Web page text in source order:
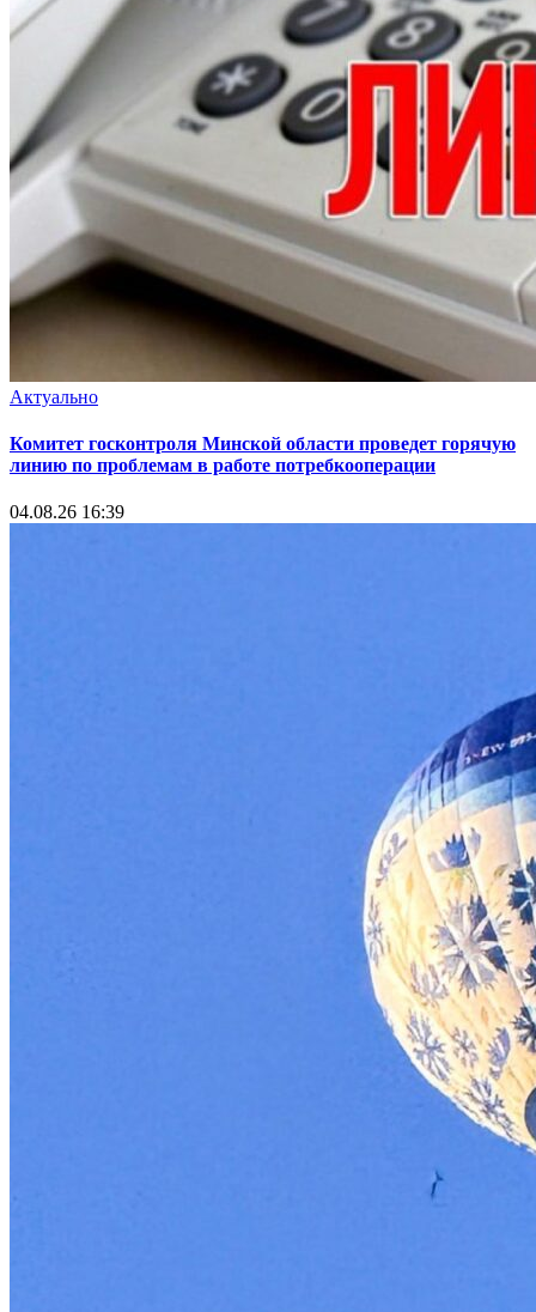
Актуально
Комитет госконтроля Минской области проведет горячую
линию по проблемам в работе потребкооперации
04.08.26 16:39